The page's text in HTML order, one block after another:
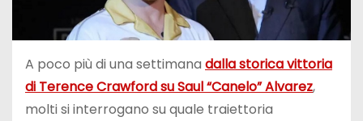
A poco più di una settimana dalla storica vittoria
di Terence Crawford su Saul “Canelo” Alvarez,
molti si interrogano su quale traiettoria